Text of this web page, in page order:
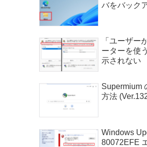
バをバック
「ユーザー
ーターを使
示されない
Supermium
方法
Windows
80072EFE